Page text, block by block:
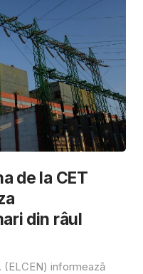
de la CET
din râul
informează